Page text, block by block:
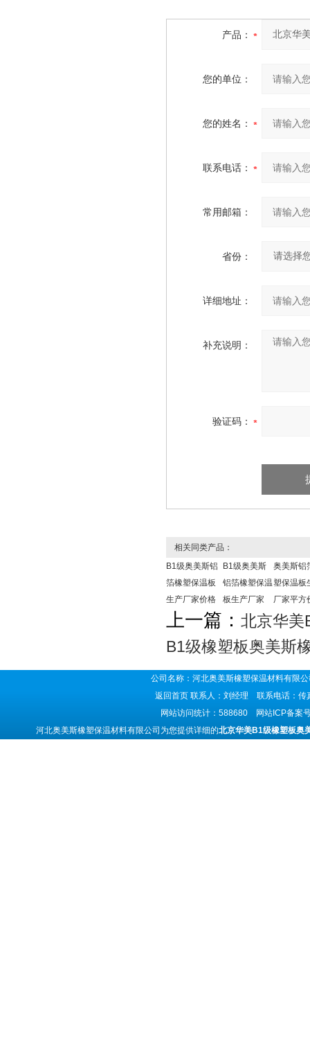
产品：
您的单位：
您的姓名：
联系电话：
常用邮箱：
省份：
详细地址：
补充说明：
验证码：
相关同类产品：
B1级奥美斯铝
箔橡塑保温板
生产厂家价格
B1级奥美斯
铝箔橡塑保温
板生产厂家
奥美斯铝
塑保温板
厂家平方
上一篇： 北京华美
B1级橡塑板奥美斯
公司名称：河北奥美斯橡塑保温材料有
返回首页 联系人：刘经理 联系电话：
网站访问统计：588680 网站ICP备案
河北奥美斯橡塑保温材料有限公司为您提供详细的北京华美B1级橡塑板奥